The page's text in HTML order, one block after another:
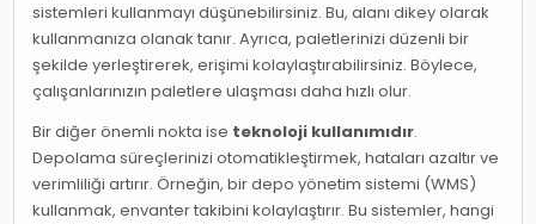
sistemleri kullanmayı düşünebilirsiniz. Bu, alanı dikey olarak
kullanmanıza olanak tanır. Ayrıca, paletlerinizi düzenli bir
şekilde yerleştirerek, erişimi kolaylaştırabilirsiniz. Böylece,
çalışanlarınızın paletlere ulaşması daha hızlı olur.
Bir diğer önemli nokta ise teknoloji kullanımıdır.
Depolama süreçlerinizi otomatikleştirmek, hataları azaltır ve
verimliliği artırır. Örneğin, bir depo yönetim sistemi (WMS)
kullanmak, envanter takibini kolaylaştırır. Bu sistemler, hangi